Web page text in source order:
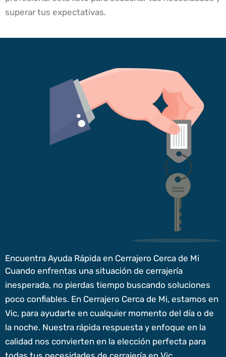
superar tus expectativas.
Encuentra Ayuda Rápida en Cerrajero Cerca de Mi
Cuando enfrentas una situación de cerrajería
inesperada, no pierdas tiempo buscando soluciones
poco confiables. En Cerrajero Cerca de Mi, estamos en
Vic, para ayudarte en cualquier momento del día o de
la noche. Nuestra rápida respuesta y enfoque en la
calidad nos convierten en la elección perfecta para